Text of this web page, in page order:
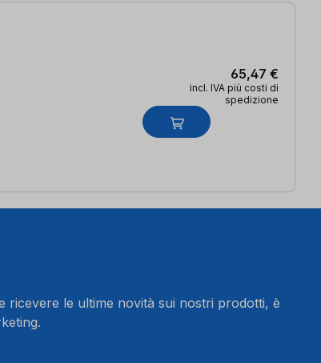
65,47 €
incl. IVA più costi di
spedizione
ricevere le ultime novità sui nostri prodotti, è